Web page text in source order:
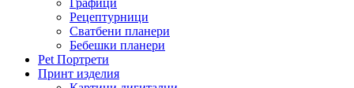
Графици
Рецептурници
Сватбени планери
Бебешки планери
Pet Портрети
Принт изделия